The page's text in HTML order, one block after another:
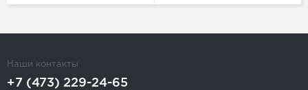
Наши контакты
+7 (473) 229-24-65